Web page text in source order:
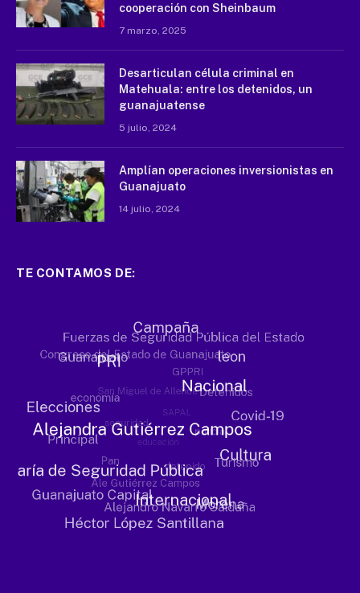
cooperación con Sheinbaum
7 marzo, 2025
Desarticulan célula criminal en
Matehuala: entre los detenidos, un
guanajuatense
5 julio, 2024
Amplían operaciones inversionistas en
Guanajuato
14 julio, 2024
TE CONTAMOS DE: